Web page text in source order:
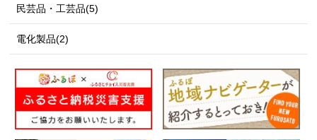
民芸品・工芸品(5)
電化製品(2)